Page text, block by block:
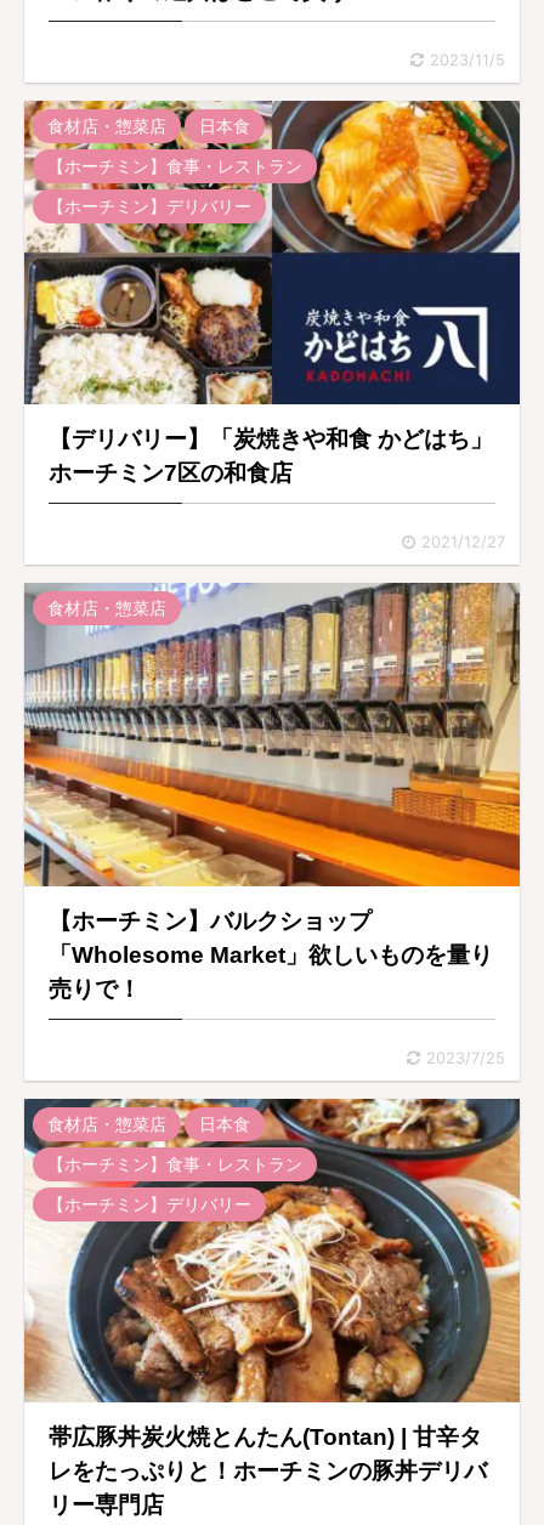
2023/11/5
食材店・惣菜店
日本食
【ホーチミン】食事・レストラン
【ホーチミン】デリバリー
【デリバリー】「炭焼きや和食 かどはち」
ホーチミン7区の和食店
2021/12/27
食材店・惣菜店
【ホーチミン】バルクショップ
「Wholesome Market」欲しいものを量り
売りで！
2023/7/25
食材店・惣菜店
日本食
【ホーチミン】食事・レストラン
【ホーチミン】デリバリー
帯広豚丼炭火焼とんたん(Tontan) | 甘辛タ
レをたっぷりと！ホーチミンの豚丼デリバ
リー専門店